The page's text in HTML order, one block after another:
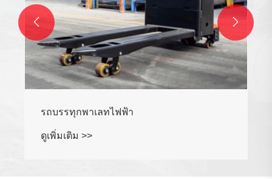
รถบรรทุกพาเลทไฟฟ้า
ดูเพิ่มเติม >>
 